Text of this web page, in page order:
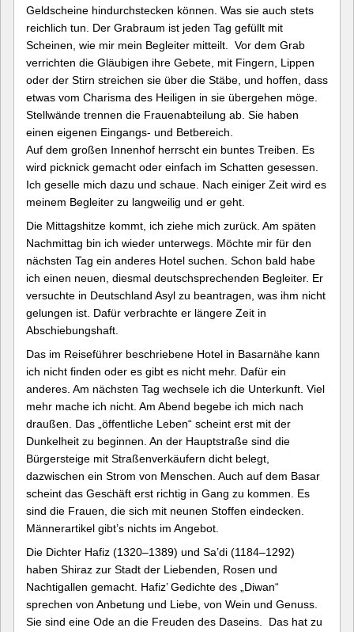
Geldscheine hindurchstecken können. Was sie auch stets
reichlich tun. Der Grabraum ist jeden Tag gefüllt mit
Scheinen, wie mir mein Begleiter mitteilt. Vor dem Grab
verrichten die Gläubigen ihre Gebete, mit Fingern, Lippen
oder der Stirn streichen sie über die Stäbe, und hoffen, dass
etwas vom Charisma des Heiligen in sie übergehen möge.
Stellwände trennen die Frauenabteilung ab. Sie haben
einen eigenen Eingangs- und Betbereich.
Auf dem großen Innenhof herrscht ein buntes Treiben. Es
wird picknick gemacht oder einfach im Schatten gesessen.
Ich geselle mich dazu und schaue. Nach einiger Zeit wird es
meinem Begleiter zu langweilig und er geht.
Die Mittagshitze kommt, ich ziehe mich zurück. Am späten
Nachmittag bin ich wieder unterwegs. Möchte mir für den
nächsten Tag ein anderes Hotel suchen. Schon bald habe
ich einen neuen, diesmal deutschsprechenden Begleiter. Er
versuchte in Deutschland Asyl zu beantragen, was ihm nicht
gelungen ist. Dafür verbrachte er längere Zeit in
Abschiebungshaft.
Das im Reiseführer beschriebene Hotel in Basarnähe kann
ich nicht finden oder es gibt es nicht mehr. Dafür ein
anderes. Am nächsten Tag wechsele ich die Unterkunft. Viel
mehr mache ich nicht. Am Abend begebe ich mich nach
draußen. Das „öffentliche Leben“ scheint erst mit der
Dunkelheit zu beginnen. An der Hauptstraße sind die
Bürgersteige mit Straßenverkäufern dicht belegt,
dazwischen ein Strom von Menschen. Auch auf dem Basar
scheint das Geschäft erst richtig in Gang zu kommen. Es
sind die Frauen, die sich mit neunen Stoffen eindecken.
Männerartikel gibt’s nichts im Angebot.
Die Dichter Hafiz (1320–1389) und Sa’di (1184–1292)
haben Shiraz zur Stadt der Liebenden, Rosen und
Nachtigallen gemacht. Hafiz’ Gedichte des „Diwan“
sprechen von Anbetung und Liebe, von Wein und Genuss.
Sie sind eine Ode an die Freuden des Daseins. Das hat zu